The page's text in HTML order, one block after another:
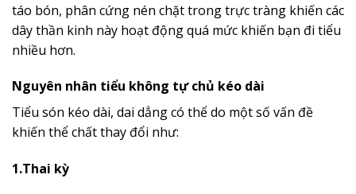
táo bón, phân cứng nén chặt trong trực tràng khiến các
dây thần kinh này hoạt động quá mức khiến bạn đi tiểu
nhiều hơn.
Nguyên nhân tiểu không tự chủ kéo dài
Tiểu són kéo dài, dai dẳng có thể do một số vấn đề
khiến thể chất thay đổi như:
1.Thai kỳ